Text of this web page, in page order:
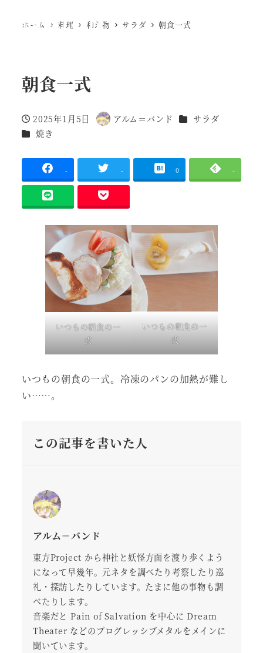
Ewig Leere
ホーム 料理 和え物 サラダ 朝食一式
朝食一式
投稿日
2025年1月5日
著
アルム＝バンド 調理種別
サラダ
調理種別
焼き
- - 0 -
いつもの朝食の一
式
いつもの朝食の一
式
いつもの朝食の一式。冷凍のパンの加熱が難し
い……。
この記事を書いた人
アルム＝バンド
東方Project から神社と妖怪方面を渡り歩くよう
になって早幾年。元ネタを調べたり考察したり巡
礼・探訪したりしています。たまに他の事物も調
べたりします。
音楽だと Pain of Salvation を中心に Dream
Theater などのプログレッシブメタルをメインに
聞いています。